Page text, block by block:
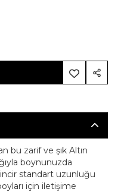
bu zarif ve şık Altın
boynunuzda
standart uzunluğu
için iletişime